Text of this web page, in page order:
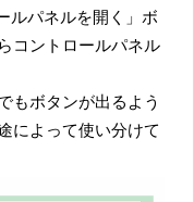
ルパネルを開く」ボ
コントロールパネル
もボタンが出るよう
によって使い分けて